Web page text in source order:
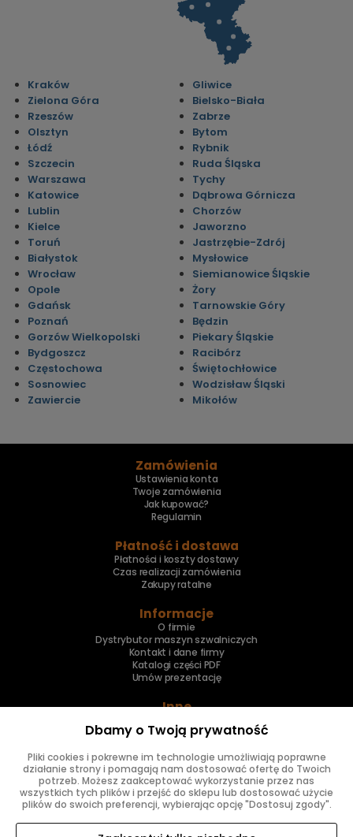
Kraków
Zielona Góra
Rzeszów
Olsztyn
Łódź
Szczecin
Warszawa
Katowice
Lublin
Kielce
Toruń
Białystok
Wrocław
Opole
Gdańsk
Poznań
Gorzów Wielkopolski
Bydgoszcz
Częstochowa
Sosnowiec
Zawiercie
Gliwice
Bielsko-Biała
Zabrze
Bytom
Rybnik
Ruda Śląska
Tychy
Dąbrowa Górnicza
Chorzów
Jaworzno
Jastrzębie-Zdrój
Mysłowice
Siemianowice Śląskie
Żory
Tarnowskie Góry
Będzin
Piekary Śląskie
Racibórz
Świętochłowice
Wodzisław Śląski
Mikołów
Zamówienia
Ustawienia konta
Twoje zamówienia
Jak kupować?
Regulamin
Płatność i dostawa
Płatności i koszty dostawy
Czas realizacji zamówienia
Zakupy ratalne
Informacje
O firmie
Dystrybutor maszyn szwalniczych
Kontakt i dane firmy
Katalogi części PDF
Umów prezentację
Inne
Naprawa maszyn
Znajdziesz nas
Dbamy o Twoją prywatność
Pliki cookies i pokrewne im technologie umożliwiają poprawne
działanie strony i pomagają nam dostosować ofertę do Twoich
potrzeb. Możesz zaakceptować wykorzystanie przez nas
wszystkich tych plików i przejść do sklepu lub dostosować użycie
plików do swoich preferencji, wybierając opcję "Dostosuj zgody".